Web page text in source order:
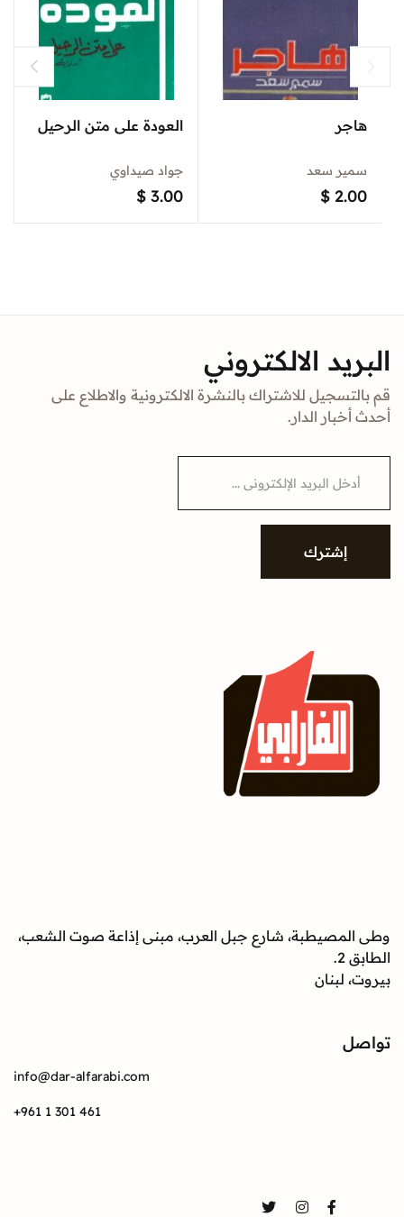
العودة على متن الرحيل
جواد صيداوي
$ 3.00
هاجر
سمير سعد
$ 2.00
البريد الالكتروني
قم بالتسجيل للاشتراك بالنشرة الالكترونية والاطلاع على
أحدث أخبار الدار.
i
إشترك
وطى المصيطبة، شارع جبل العرب، مبنى إذاعة صوت الشعب،
الطابق 2.
بيروت، لبنان
تواصل
info@dar-alfarabi.com
+961 1 301 461
Facebook
Instagram
Twitter